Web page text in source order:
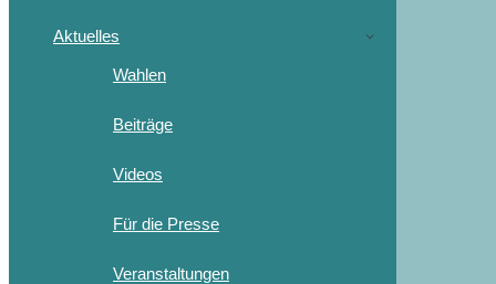
Aktuelles
Wahlen
Beiträge
Videos
Für die Presse
Veranstaltungen